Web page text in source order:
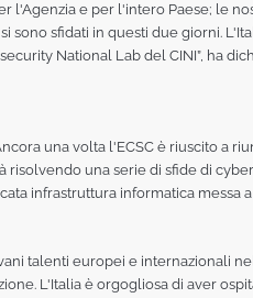
l'Agenzia e per l'intero Paese; le
sono sfidati in questi due giorni.
National Lab del CINI”, ha
una volta l'ECSC è riuscito a
una serie di sfide di
infrastruttura informatica messa
talenti europei e internazionali
L'Italia è orgogliosa di aver